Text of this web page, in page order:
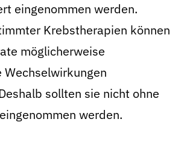
eingenommen werden.
Krebstherapien können
möglicherweise
Wechselwirkungen
sollten sie nicht ohne
werden.